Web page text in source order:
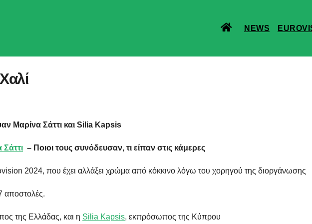
NEWS
Μαρίνα Σάττι και Silia Kapsis
Σάττι – Ποιοι τους συνόδευσαν, τι είπαν στις κάμερες
2024, που έχει αλλάξει χρώμα από κόκκινο λόγω του χορηγού της διοργάνωσης
αποστολές.
της Ελλάδας, και η Silia Kapsis, εκπρόσωπος της Κύπρου